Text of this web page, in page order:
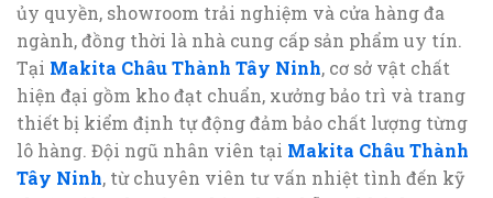
ủy quyền, showroom trải nghiệm và cửa hàng đa
ngành, đồng thời là nhà cung cấp sản phẩm uy tín.
Tại Makita Châu Thành Tây Ninh, cơ sở vật chất
hiện đại gồm kho đạt chuẩn, xưởng bảo trì và trang
thiết bị kiểm định tự động đảm bảo chất lượng từng
lô hàng. Đội ngũ nhân viên tại Makita Châu Thành
Tây Ninh, từ chuyên viên tư vấn nhiệt tình đến kỹ